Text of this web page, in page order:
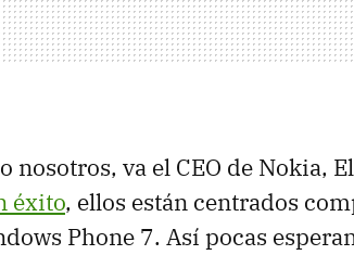
nosotros, va el CEO de Nokia,
éxito, ellos están centrados
Phone 7. Así pocas